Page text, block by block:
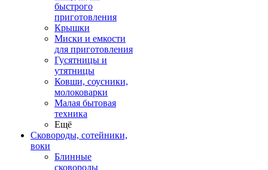
быстрого
приготовления
Крышки
Миски и емкости
для приготовления
Гусятницы и
утятницы
Ковши, соусники,
молоковарки
Малая бытовая
техника
Ещё
Сковороды, сотейники,
воки
Блинные
сковороды